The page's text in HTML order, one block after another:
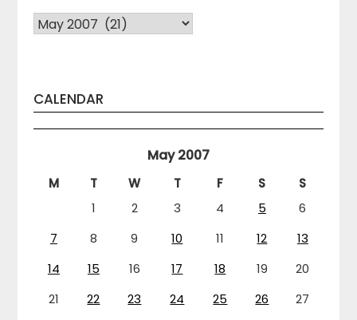
Arhiva
CALENDAR
May 2007
M T W T F S
S
1
2 3 4 5
6
7
8 9 10 11 12
13
14
15 16 17 18 19
20
21
22 23 24 25 26
27